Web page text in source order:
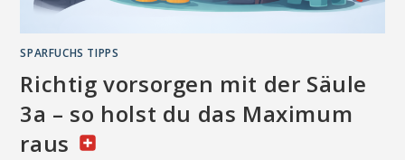
SPARFUCHS TIPPS
Richtig vorsorgen mit der Säule
3a – so holst du das Maximum
raus